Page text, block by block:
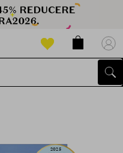
2025